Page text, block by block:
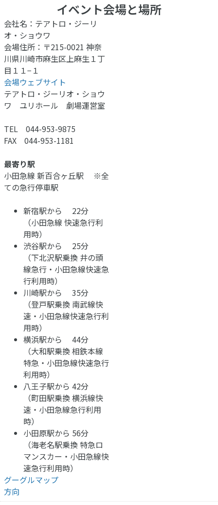
イベント会場と場所
会社名：テアトロ・ジーリ
オ・ショウワ
会場住所：〒215-0021 神奈
川県川崎市麻生区上麻生１丁
目１１−１
会場ウェブサイト
テアトロ・ジーリオ・ショウ
ワ ユリホール 劇場運営室
TEL 044-953-9875
FAX 044-953-1181
最寄り駅
小田急線 新百合ヶ丘駅 ※全
ての急行停車駅
新宿駅から 22分
（小田急線 快速急行利
用時）
渋谷駅から 25分
（下北沢駅乗換 井の頭
線急行・小田急線快速急
行利用時）
川崎駅から 35分
（登戸駅乗換 南武線快
速・小田急線快速急行利
用時）
横浜駅から 44分
（大和駅乗換 相鉄本線
特急・小田急線快速急行
利用時）
八王子駅から 42分
（町田駅乗換 横浜線快
速・小田急線急行利用
時）
小田原駅から 56分
（海老名駅乗換 特急ロ
マンスカー・小田急線快
速急行利用時）
グーグルマップ
方向